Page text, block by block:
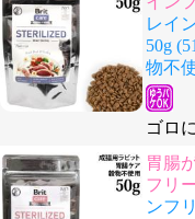
レイ
50g
物不
ゴロ
胃腸
フリー
ンフ